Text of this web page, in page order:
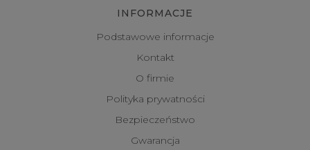
INFORMACJE
Podstawowe informacje
Kontakt
O firmie
Polityka prywatności
Bezpieczeństwo
Gwarancja